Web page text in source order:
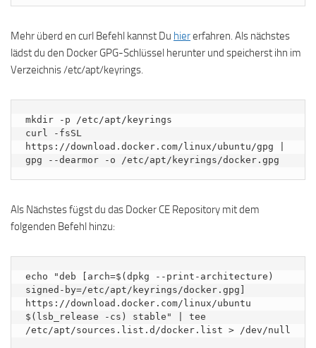
Mehr überd en curl Befehl kannst Du hiererfahren. Als nächstes
lädst du den Docker GPG-Schlüssel herunter und speicherst ihn im
Verzeichnis /etc/apt/keyrings.
mkdir -p /etc/apt/keyrings
curl -fsSL
https://download.docker.com/linux/ubuntu/gpg |
gpg --dearmor -o /etc/apt/keyrings/docker.gpg
Als Nächstes fügst du das Docker CE Repository mit dem
folgenden Befehl hinzu:
echo "deb [arch=$(dpkg --print-architecture)
signed-by=/etc/apt/keyrings/docker.gpg]
https://download.docker.com/linux/ubuntu
$(lsb_release -cs) stable" | tee
/etc/apt/sources.list.d/docker.list > /dev/null